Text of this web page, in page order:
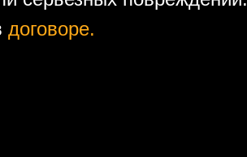
договоре.